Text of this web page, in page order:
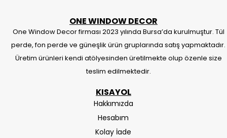
ONE WINDOW DECOR
One Window Decor firması 2023 yılında Bursa’da kurulmuştur. Tül
perde, fon perde ve güneşlik ürün gruplarında satış yapmaktadır.
Üretim ürünleri kendi atölyesinden üretilmekte olup özenle size
teslim edilmektedir.
KISAYOL
Hakkımızda
Hesabım
Kolay İade